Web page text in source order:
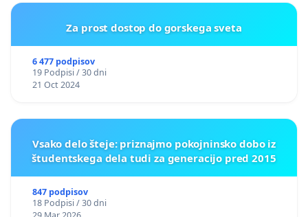
Za prost dostop do gorskega sveta
6 477 podpisov
19 Podpisi / 30 dni
21 Oct 2024
Vsako delo šteje: priznajmo pokojninsko dobo iz
študentskega dela tudi za generacijo pred 2015
847 podpisov
18 Podpisi / 30 dni